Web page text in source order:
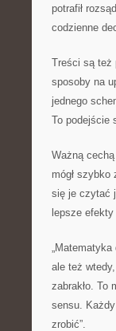
potrafił
codzienne
Treści są też
sposoby na
jednego
To podejście
Ważną
mógł
się je czytać
lepsze
ale też
zabrakło. To
sensu.
zrobić”.